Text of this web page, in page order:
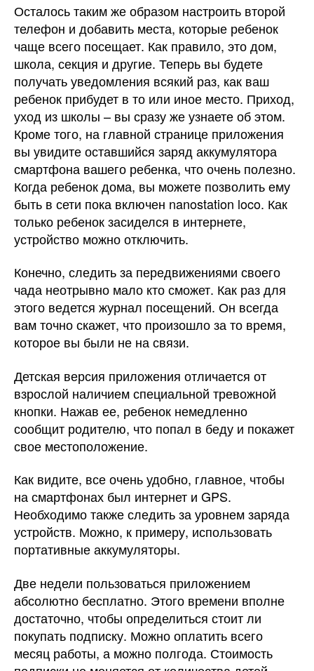
Осталось таким же образом настроить второй
телефон и добавить места, которые ребенок
чаще всего посещает. Как правило, это дом,
школа, секция и другие. Теперь вы будете
получать уведомления всякий раз, как ваш
ребенок прибудет в то или иное место. Приход,
уход из школы – вы сразу же узнаете об этом.
Кроме того, на главной странице приложения
вы увидите оставшийся заряд аккумулятора
смартфона вашего ребенка, что очень полезно.
Когда ребенок дома, вы можете позволить ему
быть в сети пока включен nanostation loco. Как
только ребенок засиделся в интернете,
устройство можно отключить.
Конечно, следить за передвижениями своего
чада неотрывно мало кто сможет. Как раз для
этого ведется журнал посещений. Он всегда
вам точно скажет, что произошло за то время,
которое вы были не на связи.
Детская версия приложения отличается от
взрослой наличием специальной тревожной
кнопки. Нажав ее, ребенок немедленно
сообщит родителю, что попал в беду и покажет
свое местоположение.
Как видите, все очень удобно, главное, чтобы
на смартфонах был интернет и GPS.
Необходимо также следить за уровнем заряда
устройств. Можно, к примеру, использовать
портативные аккумуляторы.
Две недели пользоваться приложением
абсолютно бесплатно. Этого времени вполне
достаточно, чтобы определиться стоит ли
покупать подписку. Можно оплатить всего
месяц работы, а можно полгода. Стоимость